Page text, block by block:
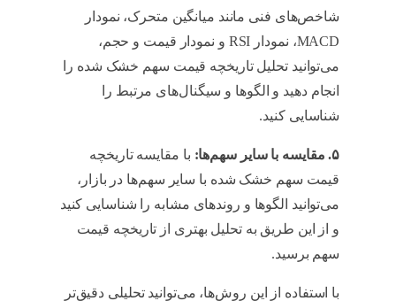
شاخص‌های فنی مانند میانگین متحرک، نمودار
MACD، نمودار RSI و نمودار قیمت و حجم،
می‌توانید تحلیل تاریخچه قیمت سهم خشک شده را
انجام دهید و الگوها و سیگنال‌های مرتبط را
شناسایی کنید.
۵. مقایسه با سایر سهم‌ها:
با مقایسه تاریخچه
قیمت سهم خشک شده با سایر سهم‌ها در بازار،
می‌توانید الگوها و روندهای مشابه را شناسایی کنید
و از این طریق به تحلیل بهتری از تاریخچه قیمت
سهم برسید.
با استفاده از این روش‌ها، می‌توانید تحلیلی دقیق‌تر